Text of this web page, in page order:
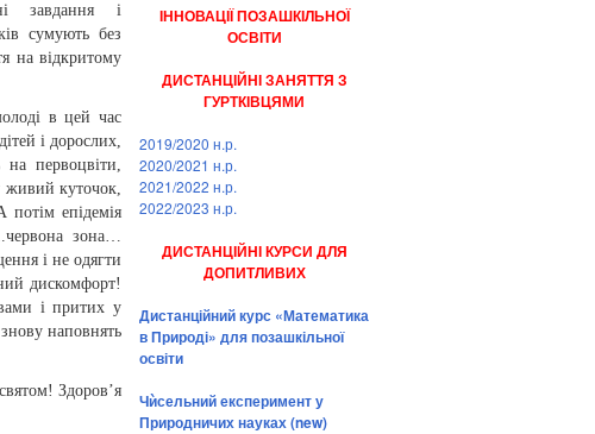
завдання і
сумують без
на відкритому
в цей час
і дорослих,
первоцвіти,
живий куточок,
епідемія
зона…
і не одягти
дискомфорт!
і притих у
наповнять
Здоров’я
ІННОВАЦІЇ ПОЗАШКІЛЬНОЇ
ОСВІТИ
ДИСТАНЦІЙНІ ЗАНЯТТЯ З
ГУРТКІВЦЯМИ
2019/2020 н.р.
2020/2021 н.р.
2021/2022 н.р.
2022/2023 н.р.
ДИСТАНЦІЙНІ КУРСИ ДЛЯ
ДОПИТЛИВИХ
Дистанційний курс «Математика
в Природі» для позашкільної
освіти
Чѝсельний експеримент у
Природничих науках (new)